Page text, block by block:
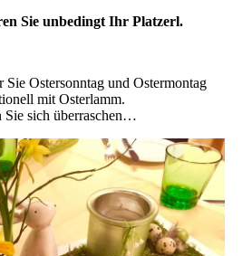
Sie unbedingt Ihr Platzerl.
Ostersonntag und Ostermontag
mit Osterlamm.
Sie sich überraschen…